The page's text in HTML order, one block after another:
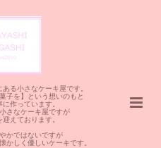
る小さなケーキ屋です。
子を】という想いのもと
作っています。
さなケーキ屋ですが
えております。
かではないですが
かしく優しいケーキです。